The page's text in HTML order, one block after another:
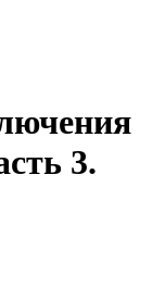
3.